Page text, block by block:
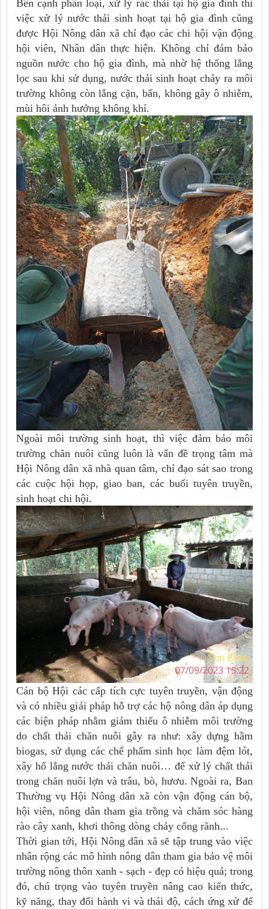
Bên cạnhphân loại, xử lý rác thải tại hộ gia đình thì
việc xử lý nước thải sinh hoạt tại hộ gia đình cũng
được Hội Nông dân xã chỉ đạo các chi hội vận động
hội viên, Nhân dân thực hiện. Không chỉ đảm bảo
nguồn nước cho hộ gia đình, mà nhờ hệ thống lắng
lọc sau khi sử dụng, nước thải sinh hoạt chảy ra môi
trường không còn lắng cặn, bẩn, không gây ô nhiễm,
mùi hôi ảnh hưởng không khí.
Ngoài môi trường sinh hoạt, thì việc đảm bảo môi
trường chăn nuôi cũng luôn là vấn đề trọng tâm mà
Hội Nông dân xã nhà quan tâm, chỉ đạo sát sao trong
các cuộc hội họp, giao ban, các buổi tuyên truyền,
sinh hoạt chi hội.
Cán bộ Hội các cấp tích cực tuyên truyền, vận động
và có nhiều giải pháp hỗ trợ các hộ nông dân áp dụng
các biện pháp nhằm giảm thiểu ô nhiễm môi trường
do chất thải chăn nuôi gây ra như: xây dựng hầm
biogas, sử dụng các chế phẩm sinh học làm đệm lót,
xây hố lắng nước thải chăn nuôi… để xử lý chất thải
trong chăn nuôi lợn và trâu, bò, hươu.Ngoài ra, Ban
Thường vụ Hội Nông dân xã còn vận động cán bộ,
hội viên, nông dân tham gia trồng và chăm sóc hàng
rào cây xanh, khơi thông dòng chảy cống rãnh...
Thời gian tới, Hội Nông dân xã sẽ tập trung vào việc
nhân rộng các mô hình nông dân tham gia bảo vệ môi
trường nông thôn xanh - sạch - đẹp có hiệu quả; trong
đó, chú trọng vào tuyên truyền nâng cao kiến thức,
kỹ năng, thay đổi hành vi và thái độ, cách ứng xử để